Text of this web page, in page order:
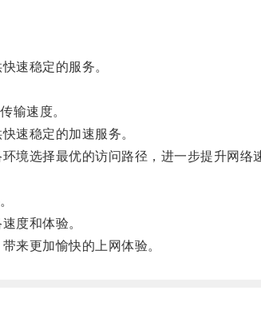
速稳定的服务。
输速度。
速稳定的加速服务。
选择最优的访问路径，进一步提升网络
度和体验。
来更加愉快的上网体验。